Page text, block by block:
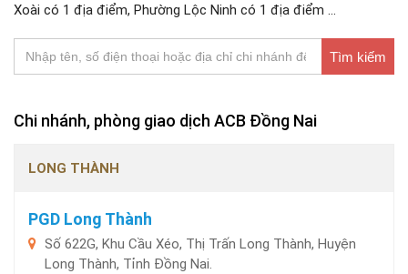
Xoài có 1 địa điểm, Phường Lộc Ninh có 1 địa điểm ...
Tìm kiếm
Chi nhánh, phòng giao dịch ACB Đồng Nai
LONG THÀNH
PGD Long Thành
Số 622G, Khu Cầu Xéo, Thị Trấn Long Thành, Huyện
Long Thành, Tỉnh Đồng Nai.